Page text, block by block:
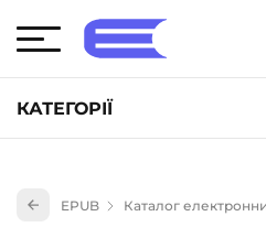
КАТЕГОРІЇ
Книги для дітей (836)
EPUB Каталог